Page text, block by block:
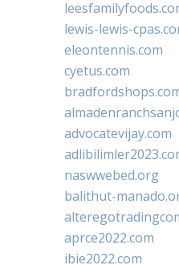
lewis-lewis-
eleontennis.com
cyetus.com
advocatevijay.com
naswwebed.org
balithut-
aprce2022.com
ibie2022.com